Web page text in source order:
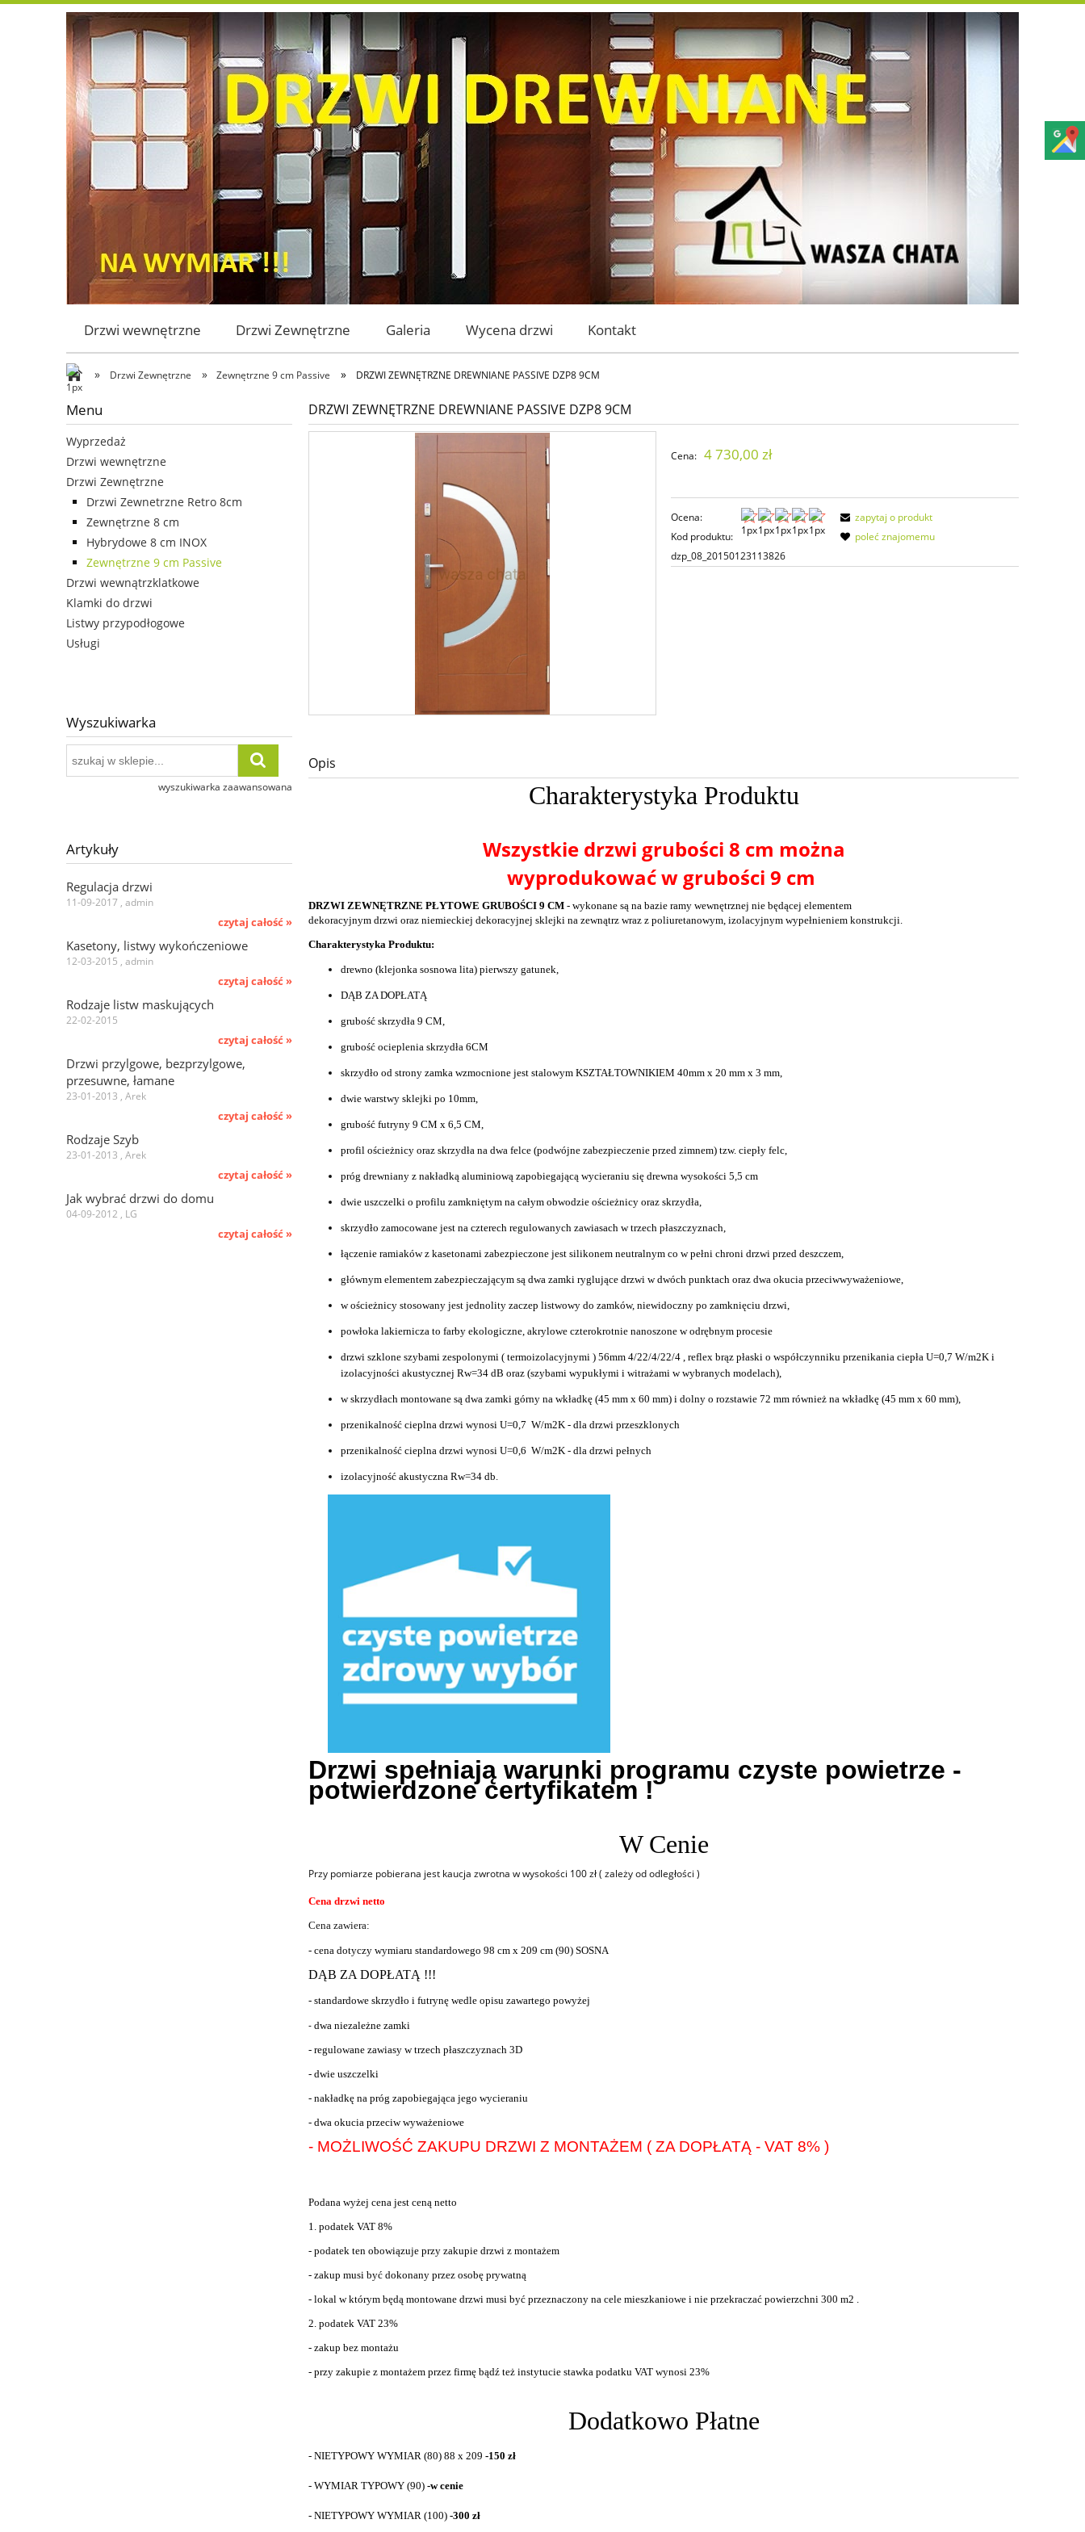
Drzwi wewnętrzne Drzwi Zewnętrzne Galeria Wycena drzwi Kontakt
» Drzwi Zewnętrzne » Zewnętrzne 9 cm Passive » DRZWI ZEWNĘTRZNE DREWNIANE PASSIVE DZP8 9CM
Menu
Wyprzedaż
Drzwi wewnętrzne
Drzwi Zewnętrzne
Drzwi Zewnetrzne Retro 8cm
Zewnętrzne 8 cm
Hybrydowe 8 cm INOX
Zewnętrzne 9 cm Passive
Drzwi wewnątrzklatkowe
Klamki do drzwi
Listwy przypodłogowe
Usługi
Wyszukiwarka
wyszukiwarka zaawansowana
Artykuły
Regulacja drzwi
11-09-2017 , admin
czytaj całość »
Kasetony, listwy wykończeniowe
12-03-2015 , admin
czytaj całość »
Rodzaje listw maskujących
22-02-2015
czytaj całość »
Drzwi przylgowe, bezprzylgowe,
przesuwne, łamane
23-01-2013 , Arek
czytaj całość »
Rodzaje Szyb
23-01-2013 , Arek
czytaj całość »
Jak wybrać drzwi do domu
04-09-2012 , LG
czytaj całość »
DRZWI ZEWNĘTRZNE DREWNIANE PASSIVE DZP8 9CM
Cena: 4 730,00 zł
Ocena:
Kod produktu:
dzp_08_20150123113826
zapytaj o produkt
poleć znajomemu
Opis
Charakterystyka Produktu
Wszystkie drzwi grubości 8 cm można
wyprodukować w grubości 9 cm
DRZWI ZEWNĘTRZNE PŁYTOWE GRUBOŚCI 9 CM - wykonane są na bazie ramy wewnętrznej nie będącej elementem
dekoracyjnym drzwi oraz niemieckiej dekoracyjnej sklejki na zewnątrz wraz z poliuretanowym, izolacyjnym wypełnieniem konstrukcji.
Charakterystyka Produktu:
drewno (klejonka sosnowa lita) pierwszy gatunek,
DĄB ZA DOPŁATĄ
grubość skrzydła 9 CM,
grubość ocieplenia skrzydła 6CM
skrzydło od strony zamka wzmocnione jest stalowym KSZTAŁTOWNIKIEM 40mm x 20 mm x 3 mm,
dwie warstwy sklejki po 10mm,
grubość futryny 9 CM x 6,5 CM,
profil ościeżnicy oraz skrzydła na dwa felce (podwójne zabezpieczenie przed zimnem) tzw. ciepły felc,
próg drewniany z nakładką aluminiową zapobiegającą wycieraniu się drewna wysokości 5,5 cm
dwie uszczelki o profilu zamkniętym na całym obwodzie ościeżnicy oraz skrzydła,
skrzydło zamocowane jest na czterech regulowanych zawiasach w trzech płaszczyznach,
łączenie ramiaków z kasetonami zabezpieczone jest silikonem neutralnym co w pełni chroni drzwi przed deszczem,
głównym elementem zabezpieczającym są dwa zamki ryglujące drzwi w dwóch punktach oraz dwa okucia przeciwwyważeniowe,
w ościeżnicy stosowany jest jednolity zaczep listwowy do zamków, niewidoczny po zamknięciu drzwi,
powłoka lakiernicza to farby ekologiczne, akrylowe czterokrotnie nanoszone w odrębnym procesie
drzwi szklone szybami zespolonymi ( termoizolacyjnymi ) 56mm 4/22/4/22/4 , reflex brąz płaski o współczynniku przenikania ciepła U=0,7 W/m2K i
izolacyjności akustycznej Rw=34 dB oraz (szybami wypukłymi i witrażami w wybranych modelach),
w skrzydłach montowane są dwa zamki górny na wkładkę (45 mm x 60 mm) i dolny o rozstawie 72 mm również na wkładkę (45 mm x 60 mm),
przenikalność cieplna drzwi wynosi U=0,7 W/m2K - dla drzwi przeszklonych
przenikalność cieplna drzwi wynosi U=0,6 W/m2K - dla drzwi pełnych
izolacyjność akustyczna Rw=34 db.
Drzwi spełniają warunki programu czyste powietrze -
potwierdzone certyfikatem !
W Cenie
Przy pomiarze pobierana jest kaucja zwrotna w wysokości 100 zł ( zależy od odległości )
Cena drzwi netto
Cena zawiera:
- cena dotyczy wymiaru standardowego 98 cm x 209 cm (90) SOSNA
DĄB ZA DOPŁATĄ !!!
- standardowe skrzydło i futrynę wedle opisu zawartego powyżej
- dwa niezależne zamki
- regulowane zawiasy w trzech płaszczyznach 3D
- dwie uszczelki
- nakładkę na próg zapobiegająca jego wycieraniu
- dwa okucia przeciw wyważeniowe
- MOŻLIWOŚĆ ZAKUPU DRZWI Z MONTAŻEM ( ZA DOPŁATĄ - VAT 8% )
Podana wyżej cena jest ceną netto
1. podatek VAT 8%
- podatek ten obowiązuje przy zakupie drzwi z montażem
- zakup musi być dokonany przez osobę prywatną
- lokal w którym będą montowane drzwi musi być przeznaczony na cele mieszkaniowe i nie przekraczać powierzchni 300 m2 .
2. podatek VAT 23%
- zakup bez montażu
- przy zakupie z montażem przez firmę bądź też instytucie stawka podatku VAT wynosi 23%
Dodatkowo Płatne
- NIETYPOWY WYMIAR (80) 88 x 209 -150 zł
- WYMIAR TYPOWY (90) -w cenie
- NIETYPOWY WYMIAR (100) -300 zł